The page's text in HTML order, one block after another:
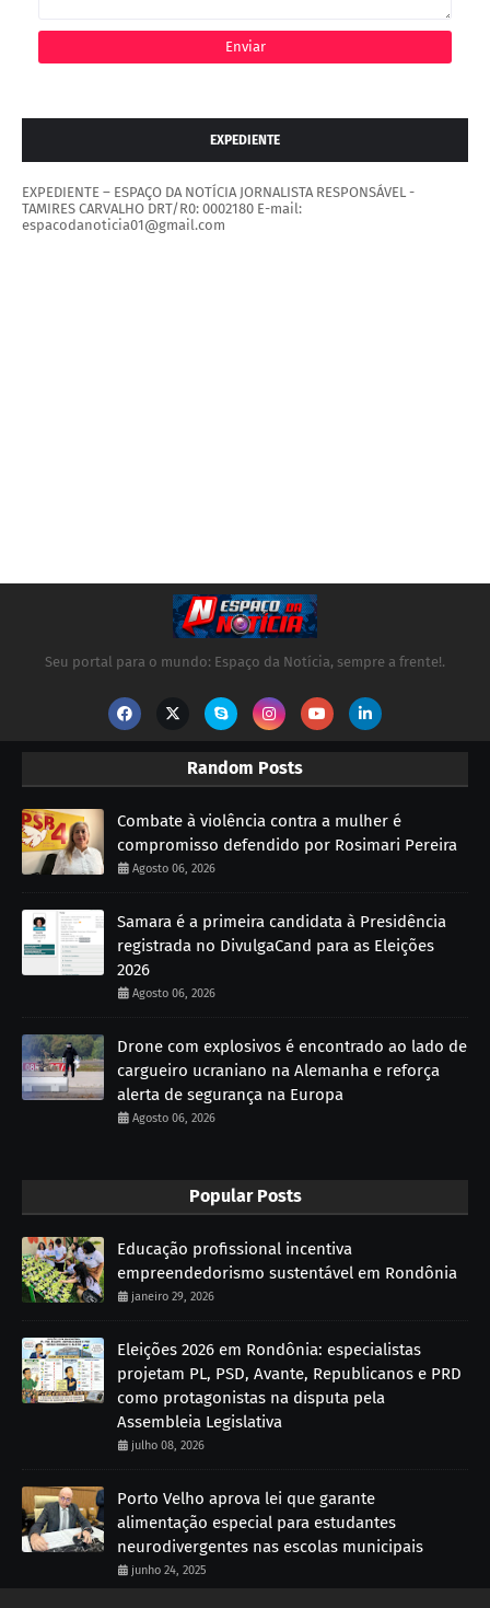
EXPEDIENTE
EXPEDIENTE – ESPAÇO DA NOTÍCIA JORNALISTA RESPONSÁVEL -
TAMIRES CARVALHO DRT/R0: 0002180 E-mail:
espacodanoticia01@gmail.com
Seu portal para o mundo: Espaço da Notícia, sempre a frente!.
Random Posts
Combate à violência contra a mulher é
compromisso defendido por Rosimari Pereira
Agosto 06, 2026
Samara é a primeira candidata à Presidência
registrada no DivulgaCand para as Eleições
2026
Agosto 06, 2026
Drone com explosivos é encontrado ao lado de
cargueiro ucraniano na Alemanha e reforça
alerta de segurança na Europa
Agosto 06, 2026
Popular Posts
Educação profissional incentiva
empreendedorismo sustentável em Rondônia
janeiro 29, 2026
Eleições 2026 em Rondônia: especialistas
projetam PL, PSD, Avante, Republicanos e PRD
como protagonistas na disputa pela
Assembleia Legislativa
julho 08, 2026
Porto Velho aprova lei que garante
alimentação especial para estudantes
neurodivergentes nas escolas municipais
junho 24, 2025